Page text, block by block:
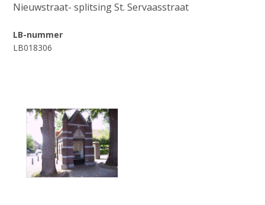
Nieuwstraat- splitsing St. Servaasstraat
LB-nummer
LB018306